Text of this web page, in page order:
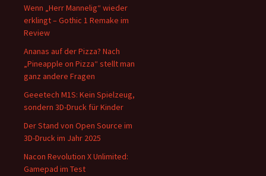
Wenn „Herr Mannelig“ wieder
erklingt – Gothic 1 Remake im
Review
Ananas auf der Pizza? Nach
„Pineapple on Pizza“ stellt man
ganz andere Fragen
Geeetech M1S: Kein Spielzeug,
sondern 3D-Druck für Kinder
Der Stand von Open Source im
3D-Druck im Jahr 2025
Nacon Revolution X Unlimited:
Gamepad im Test